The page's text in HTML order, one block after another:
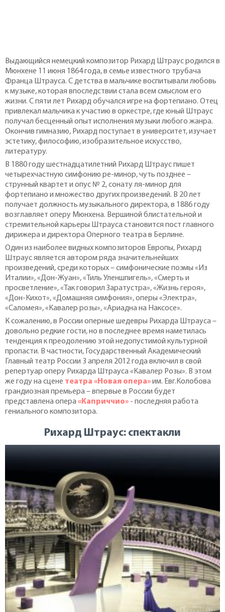
Выдающийся немецкий композитор Рихард Штраус родился в
Мюнхене 11 июня 1864 года, в семье известного трубача
Франца Штрауса. С детства в мальчике воспитывали любовь
к музыке, которая впоследствии стала всем смыслом его
жизни. С пяти лет Рихард обучался игре на фортепиано. Отец
привлекал мальчика к участию в оркестре, где юный Штраус
получал бесценный опыт исполнения музыки любого жанра.
Окончив гимназию, Рихард поступает в университет, изучает
эстетику, философию, изобразительное искусство,
литературу.
В 1880 году шестнадцатилетний Рихард Штраус пишет
четырехчастную симфонию ре-минор, чуть позднее –
струнный квартет и опус № 2, сонату ля-минор для
фортепиано и множество других произведений. В 20 лет
получает должность музыкального директора, в 1886 году
возглавляет оперу Мюнхена. Вершиной блистательной и
стремительной карьеры Штрауса становится пост главного
дирижера и директора Оперного театра в Берлине.
Один из наиболее видных композиторов Европы, Рихард
Штраус является автором ряда значительнейших
произведений, среди которых – симфонические поэмы «Из
Италии», «Дон-Жуан», «Тиль Уленшпигель», «Смерть и
просветление», «Так говорил Заратустра», «Жизнь героя»,
«Дон-Кихот», «Домашняя симфония», оперы «Электра»,
«Саломея», «Кавалер розы», «Ариадна на Наксосе».
К сожалению, в России оперные шедевры Рихарда Штрауса –
довольно редкие гости, но в последнее время наметилась
тенденция к преодолению этой недопустимой культурной
пропасти. В частности, Государственный Академический
Главный театр России 3 апреля 2012 года включил в свой
репертуар оперу Рихарда Штрауса «Кавалер Розы». В этом
же году на сцене театра «Новая опера»им. Евг.Колобова
грандиозная премьера – впервые в России будет
представлена опера«Каприччио» - последняя работа
гениального композитора.
Рихард Штраус: спектакли